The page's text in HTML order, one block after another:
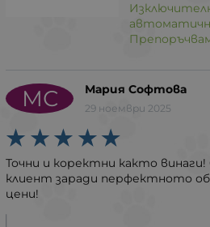
МС Мария Софтова
29 ноември 2025
Точни и коректни както
клиент заради перфектното
цени!